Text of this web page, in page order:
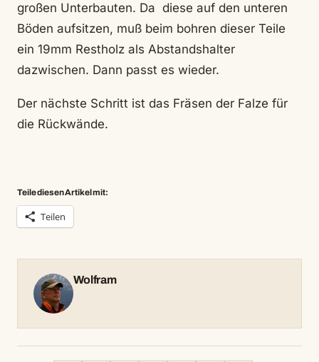
großen Unterbauten. Da diese auf den unteren
Böden aufsitzen, muß beim bohren dieser Teile
ein 19mm Restholz als Abstandshalter
dazwischen. Dann passt es wieder.
Der nächste Schritt ist das Fräsen der Falze für
die Rückwände.
Teile diesen Artikel mit:
Teilen
Wolfram